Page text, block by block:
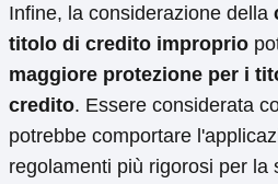
Infine, la considerazione della
titolo di credito improprio
maggiore protezione per i
credito. Essere considerata
potrebbe comportare
regolamenti più rigorosi per la